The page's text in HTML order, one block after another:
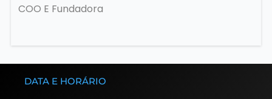
COO E Fundadora
DATA E HORÁRIO